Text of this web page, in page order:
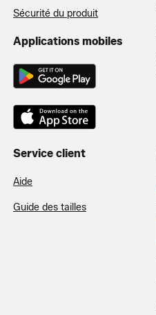
Sécurité du produit
Applications mobiles
Service client
Aide
Guide des tailles